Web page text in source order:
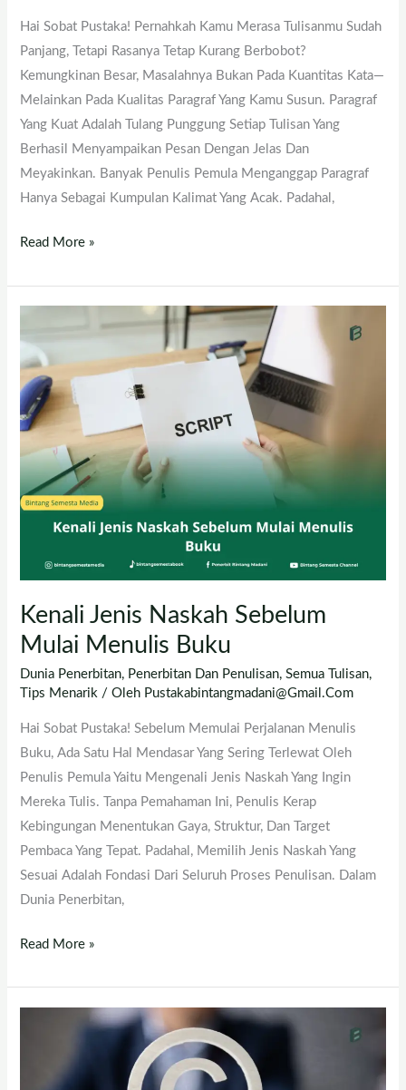
Hai Sobat Pustaka! Pernahkah Kamu Merasa Tulisanmu Sudah
Panjang, Tetapi Rasanya Tetap Kurang Berbobot?
Kemungkinan Besar, Masalahnya Bukan Pada Kuantitas Kata—
Melainkan Pada Kualitas Paragraf Yang Kamu Susun. Paragraf
Yang Kuat Adalah Tulang Punggung Setiap Tulisan Yang
Berhasil Menyampaikan Pesan Dengan Jelas Dan
Meyakinkan. Banyak Penulis Pemula Menganggap Paragraf
Hanya Sebagai Kumpulan Kalimat Yang Acak. Padahal,
Read More »
Kenali Jenis Naskah Sebelum
Mulai Menulis Buku
Dunia Penerbitan, Penerbitan Dan Penulisan,Semua Tulisan,
Tips Menarik / Oleh Pustakabintangmadani@gmail.com
Hai Sobat Pustaka! Sebelum Memulai Perjalanan Menulis
Buku, Ada Satu Hal Mendasar Yang Sering Terlewat Oleh
Penulis Pemula Yaitu Mengenali Jenis Naskah Yang Ingin
Mereka Tulis. Tanpa Pemahaman Ini, Penulis Kerap
Kebingungan Menentukan Gaya, Struktur, Dan Target
Pembaca Yang Tepat. Padahal, Memilih Jenis Naskah Yang
Sesuai Adalah Fondasi Dari Seluruh Proses Penulisan. Dalam
Dunia Penerbitan,
Jenis
Naskah
Sebelum
Mulai
Buku
Read More »